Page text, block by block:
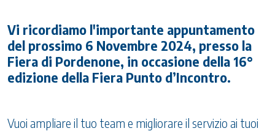
Vi ricordiamo l'importante appuntamento
del prossimo 6 Novembre 2024, presso la
Fiera di Pordenone, in occasione della 16°
edizione della Fiera Punto d’Incontro.
Vuoi ampliare il tuo team e migliorare il servizio ai tuoi